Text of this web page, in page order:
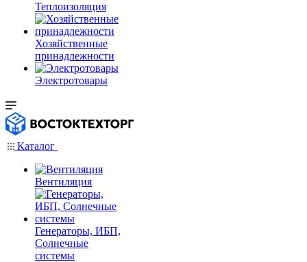
Теплоизоляция
Хозяйственные
принадлежности
Электротовары
Каталог
Вентиляция
Генераторы, ИБП,
Солнечные
системы